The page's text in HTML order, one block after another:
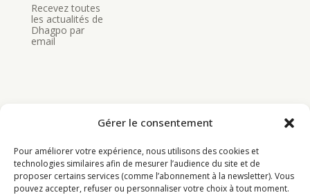
Gérer le consentement
Pour améliorer votre expérience, nous utilisons des cookies et
technologies similaires afin de mesurer l’audience du site et de
proposer certains services (comme l’abonnement à la newsletter). Vous
pouvez accepter, refuser ou personnaliser votre choix à tout moment.
Recevez toutes
les actualités de
Dhagpo par
email
Programme
Actualités